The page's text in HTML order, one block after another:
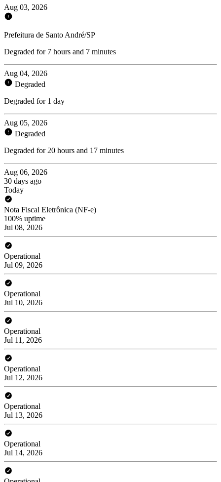
Aug 03, 2026
Prefeitura de Santo André/SP
Degraded for 7 hours and 7 minutes
Aug 04, 2026
Degraded
Degraded for 1 day
Aug 05, 2026
Degraded
Degraded for 20 hours and 17 minutes
Aug 06, 2026
30 days ago
Today
Nota Fiscal Eletrônica (NF-e)
100% uptime
Jul 08, 2026
Operational
Jul 09, 2026
Operational
Jul 10, 2026
Operational
Jul 11, 2026
Operational
Jul 12, 2026
Operational
Jul 13, 2026
Operational
Jul 14, 2026